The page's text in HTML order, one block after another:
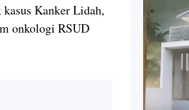
kasus Kanker Lidah,
onkologi RSUD